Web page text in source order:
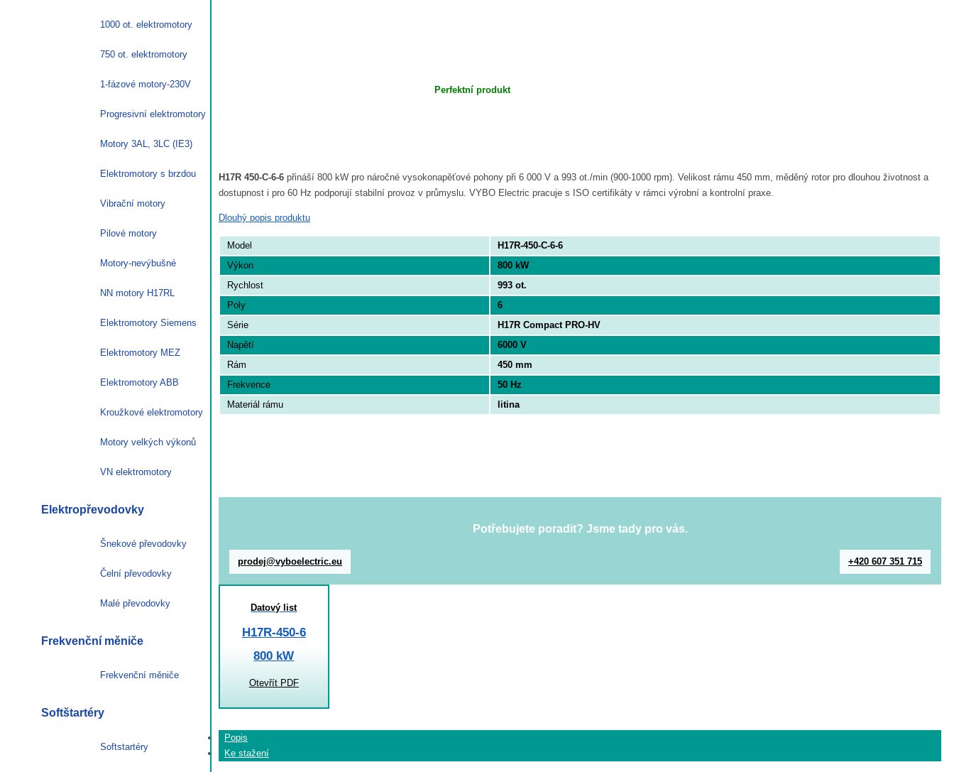
Perfektní produkt
H17R 450-C-6-6 přináší 800 kW pro náročné vysokonapěťové pohony při 6 000 V a 993 ot./min (900-1000 rpm). Velikost rámu 450 mm, měděný rotor pro dlouhou životnost a
dostupnost i pro 60 Hz podporují stabilní provoz v průmyslu. VYBO Electric pracuje s ISO certifikáty v rámci výrobní a kontrolní praxe.
Dlouhý popis produktu
Model
H17R-450-C-6-6
Výkon
800 kW
Rychlost
993 ot.
Poly
6
Série
H17R Compact PRO-HV
Napětí
6000 V
Rám
450 mm
Frekvence
50 Hz
Materiál rámu
litina
Potřebujete poradit? Jsme tady pro vás.
prodej@vyboelectric.eu +420 607 351 715
Datový list
H17R-450-6
800 kW
Otevřít PDF
Popis
Ke stažení
1000 ot. elektromotory
750 ot. elektromotory
1-fázové motory-230V
Progresivní elektromotory
Motory 3AL, 3LC (IE3)
Elektromotory s brzdou
Vibrační motory
Pilové motory
Motory-nevýbušné
NN motory H17RL
Elektromotory Siemens
Elektromotory MEZ
Elektromotory ABB
Kroužkové elektromotory
Motory velkých výkonů
VN elektromotory
Elektropřevodovky
Šnekové převodovky
Čelní převodovky
Malé převodovky
Frekvenční měniče
Frekvenční měniče
Softštartéry
Softstartéry